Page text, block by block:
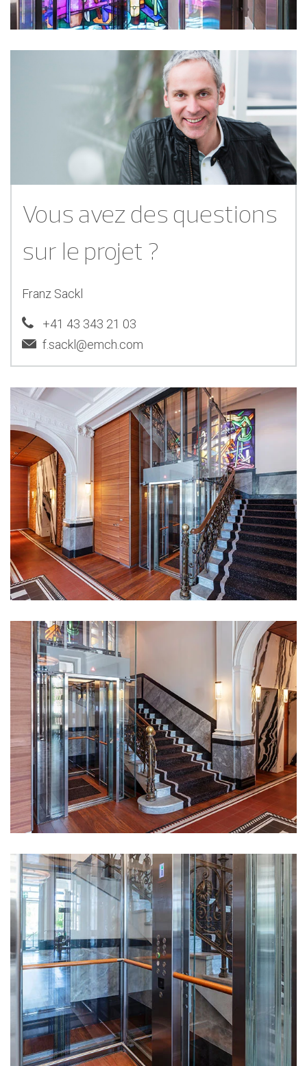
Vous avez des questions
sur le projet ?
Franz Sackl
+41 43 343 21 03
f.sackl@emch.com